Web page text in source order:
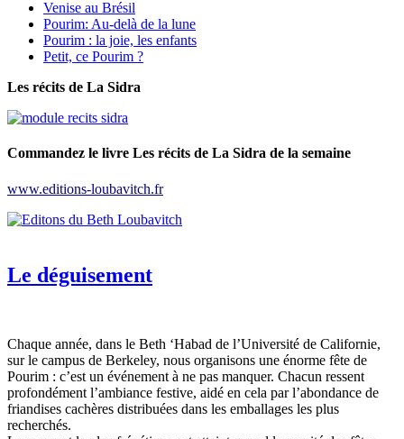
Venise au Brésil
Pourim: Au-delà de la lune
Pourim : la joie, les enfants
Petit, ce Pourim ?
Les récits de La Sidra
Commandez le livre Les récits de La Sidra de la semaine
www.editions-loubavitch.fr
Le déguisement
Chaque année, dans le Beth ‘Habad de l’Université de Californie,
sur le campus de Berkeley, nous organisons une énorme fête de
Pourim : c’est un événement à ne pas manquer. Chacun ressent
profondément l’ambiance festive, aidé en cela par l’abondance de
friandises cachères distribuées dans les emballages les plus
recherchés.